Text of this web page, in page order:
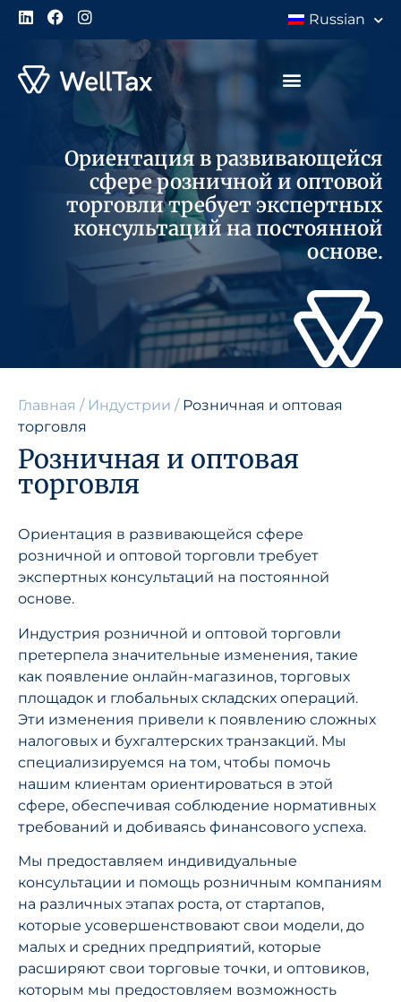
Russian
Ориентация в развивающейся
сфере розничной и оптовой
торговли требует экспертных
консультаций на постоянной
основе.
Главная / Индустрии / Розничная и оптовая
торговля
Розничная и оптовая
торговля
Ориентация в развивающейся сфере
розничной и оптовой торговли требует
экспертных консультаций на постоянной
основе.
Индустрия розничной и оптовой торговли
претерпела значительные изменения, такие
как появление онлайн-магазинов, торговых
площадок и глобальных складских операций.
Эти изменения привели к появлению сложных
налоговых и бухгалтерских транзакций. Мы
специализируемся на том, чтобы помочь
нашим клиентам ориентироваться в этой
сфере, обеспечивая соблюдение нормативных
требований и добиваясь финансового успеха.
Мы предоставляем индивидуальные
консультации и помощь розничным компаниям
на различных этапах роста, от стартапов,
которые усовершенствовают свои модели, до
малых и средних предприятий, которые
расширяют свои торговые точки, и оптовиков,
которым мы предостовляем возможность